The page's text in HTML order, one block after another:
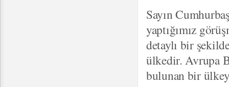
Sayın
yaptığımız
detaylı bir
ülkedir. Avrupa
bulunan bir